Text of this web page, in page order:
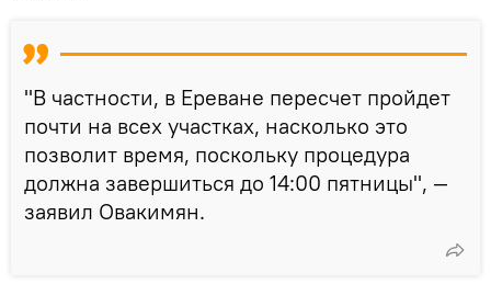
"В частности, в Ереване пересчет пройдет
почти на всех участках, насколько это
позволит время, поскольку процедура
должна завершиться до 14:00 пятницы", —
заявил Овакимян.